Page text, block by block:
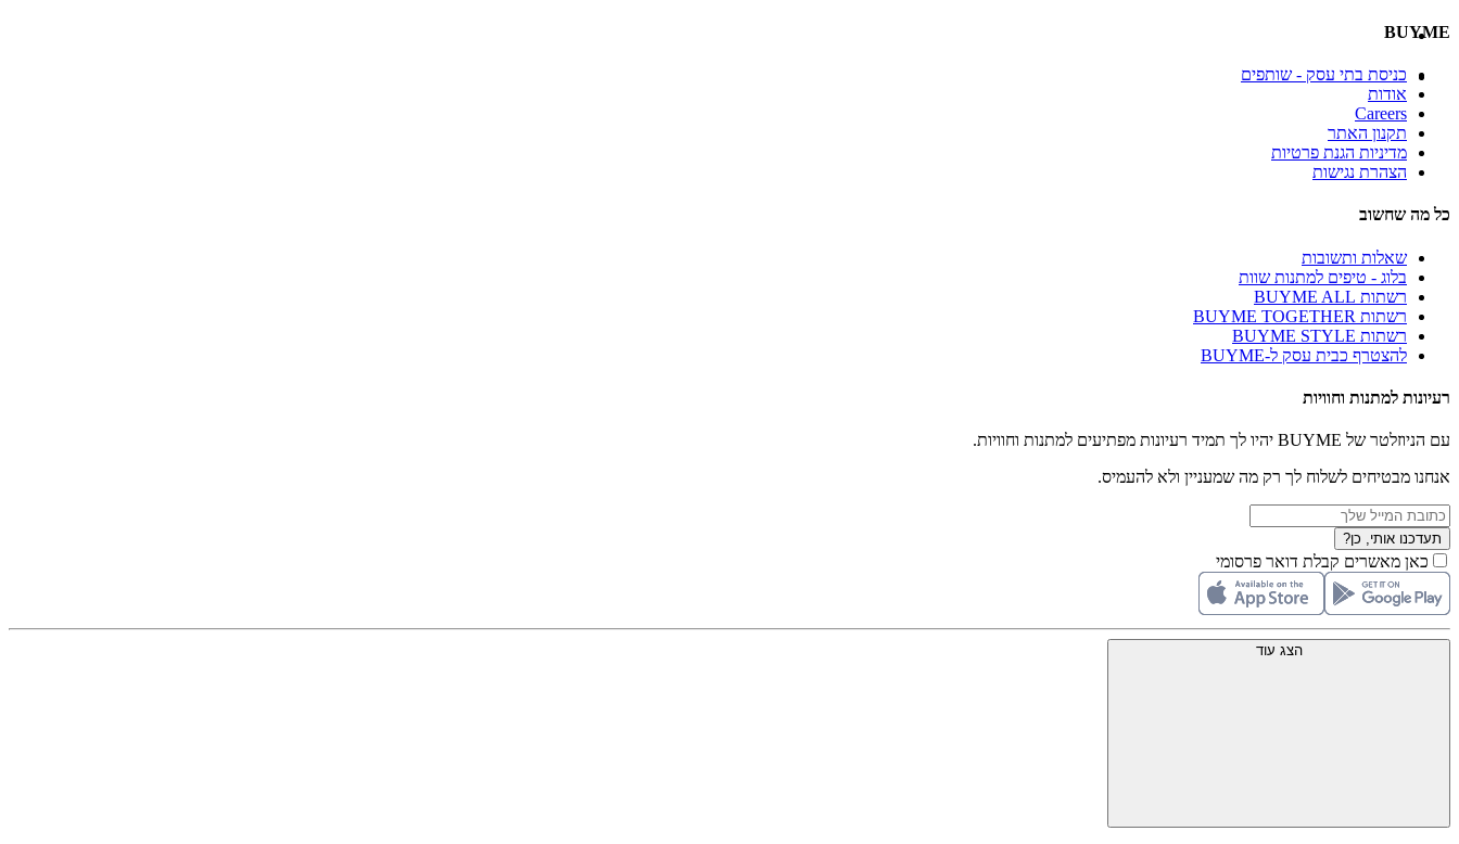
BUYME
כניסת בתי עסק - שותפים
אודות
Careers
תקנון האתר
מדיניות הגנת פרטיות
הצהרת נגישות
כל מה שחשוב
שאלות ותשובות
בלוג - טיפים למתנות שוות
רשתות BUYME ALL
רשתות BUYME TOGETHER
רשתות BUYME STYLE
להצטרף כבית עסק ל-BUYME
רעיונות למתנות וחוויות
עם הניוזלטר של BUYME יהיו לך תמיד רעיונות מפתיעים למתנות וחוויות.
אנחנו מבטיחים לשלוח לך רק מה שמעניין ולא להעמיס.
תעדכנו אותי, כן?
כאן מאשרים קבלת דואר פרסומי
הצג עוד